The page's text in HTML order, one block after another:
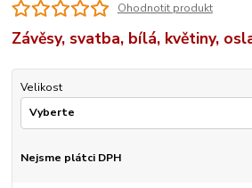
Ohodnotit produkt
Závěsy, svatba, bílá, květiny,
Velikost
Nejsme plátci DPH